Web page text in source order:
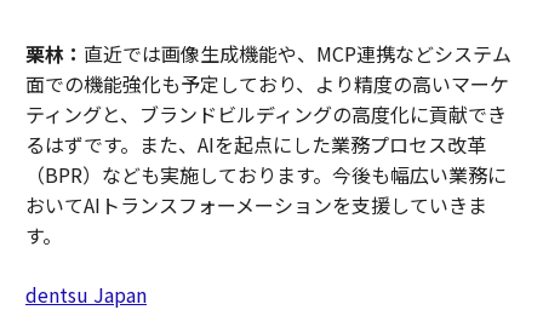
栗林： 直近では画像生成機能や、MCP連携などシステム
面での機能強化も予定しており、より精度の高いマーケ
ティングと、ブランドビルディングの高度化に貢献でき
るはずです。また、AIを起点にした業務プロセス改革
（BPR）なども実施しております。今後も幅広い業務に
おいてAIトランスフォーメーションを支援していきま
す。
dentsu Japan